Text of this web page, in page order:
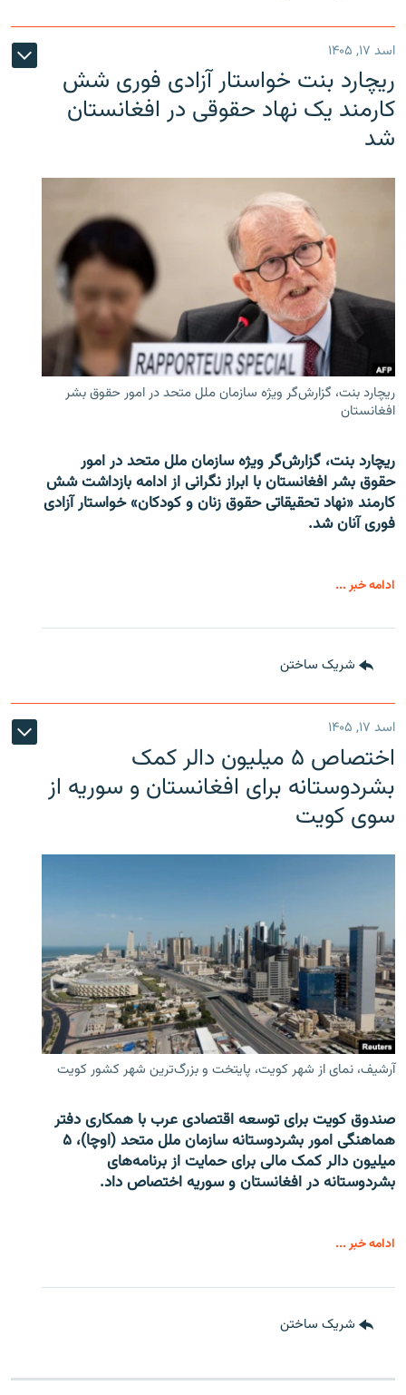
اسد ۱۷, ۱۴۰۵
ریچارد بنت خواستار آزادی فوری شش
کارمند یک نهاد حقوقی در افغانستان
شد
ریچارد بنت، گزارش‌گر ویژه سازمان ملل متحد در امور حقوق بشر
افغانستان
ریچارد بنت، گزارش‌گر ویژه سازمان ملل متحد در امور
حقوق بشر افغانستان با ابراز نگرانی از ادامه بازداشت شش
کارمند «نهاد تحقیقاتی حقوق زنان و کودکان» خواستار آزادی
فوری آنان شد.
ادامه خبر ...
شریک ساختن
اسد ۱۷, ۱۴۰۵
اختصاص ۵ میلیون دالر کمک
بشردوستانه برای افغانستان و سوریه از
سوی کویت
آرشیف، نمای از شهر کویت، پایتخت و بزرگ‌ترین شهر کشور کویت
صندوق کویت برای توسعه اقتصادی عرب با همکاری دفتر
هماهنگی امور بشردوستانه سازمان ملل متحد (اوچا)، ۵
میلیون دالر کمک مالی برای حمایت از برنامه‌های
بشردوستانه در افغانستان و سوریه اختصاص داد.
ادامه خبر ...
شریک ساختن